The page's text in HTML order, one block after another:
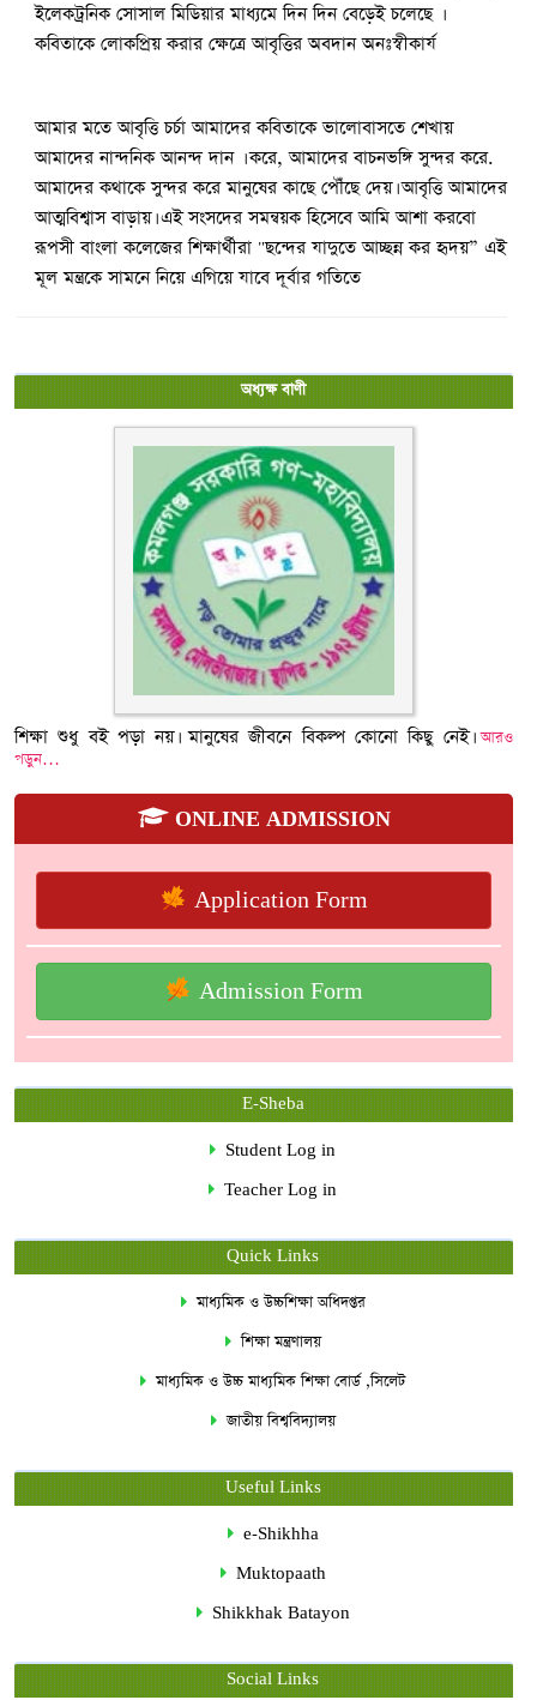
ইলেকট্রনিক সোসাল মিডিয়ার মাধ্যমে দিন দিন বেড়েই চলেছে ।
কবিতাকে লোকপ্রিয় করার ক্ষেত্রে আবৃত্তির অবদান অনঃস্বীকার্য
আমার মতে আবৃত্তি চর্চা আমাদের কবিতাকে ভালোবাসতে শেখায়
আমাদের নান্দনিক আনন্দ দান । করে, আমাদের বাচনভঙ্গি সুন্দর করে.
আমাদের কথাকে সুন্দর করে মানুষের কাছে পৌঁছে দেয়। আবৃত্তি আমাদের
আত্মবিশ্বাস বাড়ায়। এই সংসদের সমন্বয়ক হিসেবে আমি আশা করবো
রূপসী বাংলা কলেজের শিক্ষার্থীরা "ছন্দের যাদুতে আচ্ছন্ন কর হৃদয়” এই
মূল মন্ত্রকে সামনে নিয়ে এগিয়ে যাবে দূর্বার গতিতে
অধ্যক্ষ বাণী
শিক্ষা শুধু বই পড়া নয়। মানুষের জীবনে বিকল্প কোনো কিছু নেই।আরও
পড়ুন…
ONLINE ADMISSION
Application Form
Admission Form
E-Sheba
Student Log in
Teacher Log in
Quick Links
মাধ্যমিক ও উচ্চশিক্ষা অধিদপ্তর
শিক্ষা মন্ত্রণালয়
মাধ্যমিক ও উচ্চ মাধ্যমিক শিক্ষা বোর্ড ,সিলেট
জাতীয় বিশ্ববিদ্যালয়
Useful Links
e-Shikhha
Muktopaath
Shikkhak Batayon
Social Links